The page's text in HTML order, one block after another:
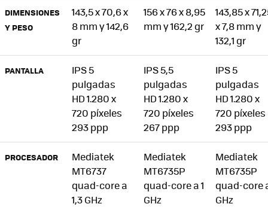
DIMENSIONES
Y PESO
143,5 x 70,6 x
8 mm y 142,6
gr
156 x 76 x 8,95
mm y 162,2 gr
143,85 x
x 7,8 mm y
132,1 gr
PANTALLA
IPS 5
pulgadas
HD 1.280 x
720 píxeles
293 ppp
IPS 5,5
pulgadas
HD 1.280 x
720 píxeles
267 ppp
IPS 5
pulgadas
HD 1.280 x
720 píxeles
293 ppp
PROCESADOR
Mediatek
MT6737
quad-core a
1,3 GHz
Mediatek
MT6735P
quad-core a 1
GHz
Mediatek
MT6735P
quad-core
GHz